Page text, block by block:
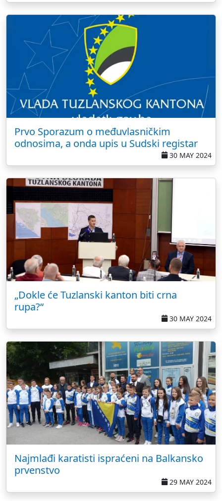
Prvo Sporazum o međuvlasničkim
odnosima, a onda upis u Sudski registar
30 MAY 2024
„Dokle će Tuzlanski kanton biti crna
rupa?“
30 MAY 2024
Najmlađi karatisti ispraćeni na Balkansko
prvenstvo
29 MAY 2024